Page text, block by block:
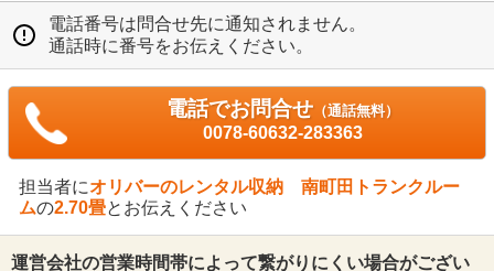
電話番号は問合せ先に通知されません。
通話時に番号をお伝えください。
電話でお問合せ （通話無料）
0078-60632-283363
担当者にオリバーのレンタル収納 南町田トランクルー
ムの2.70畳とお伝えください
運営会社の営業時間帯によって繋がりにくい場合がござい